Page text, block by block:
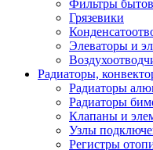
Фильтры
Грязевики
Элеваторы и
Радиаторы,
Радиаторы
Радиаторы
Клапаны и
Узлы
Регистры